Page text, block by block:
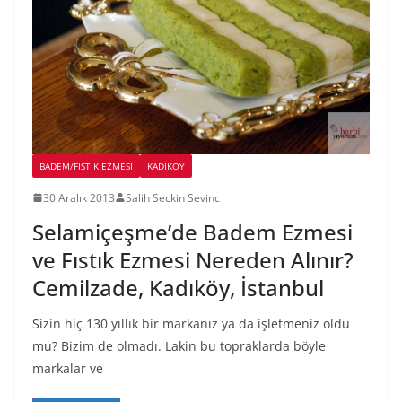
BADEM/FISTIK EZMESI KADIKÖY
30 Aralık 2013 Salih Seckin Sevinc
Selamiçeşme’de Badem Ezmesi
ve Fıstık Ezmesi Nereden Alınır?
Cemilzade, Kadıköy, İstanbul
Sizin hiç 130 yıllık bir markanız ya da işletmeniz oldu
mu? Bizim de olmadı. Lakin bu topraklarda böyle
markalar ve